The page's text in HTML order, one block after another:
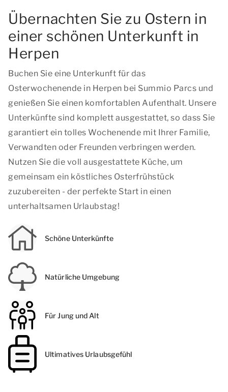
Übernachten Sie zu Ostern in
einer schönen Unterkunft in
Herpen
Buchen Sie eine Unterkunft für das
Osterwochenende in Herpen bei Summio Parcs und
genießen Sie einen komfortablen Aufenthalt. Unsere
Unterkünfte sind komplett ausgestattet, so dass Sie
garantiert ein tolles Wochenende mit Ihrer Familie,
Verwandten oder Freunden verbringen werden.
Nutzen Sie die voll ausgestattete Küche, um
gemeinsam ein köstliches Osterfrühstück
zuzubereiten - der perfekte Start in einen
unterhaltsamen Urlaubstag!
Schöne Unterkünfte
Natürliche Umgebung
Für Jung und Alt
Ultimatives Urlaubsgefühl